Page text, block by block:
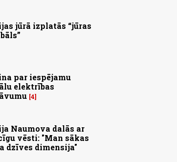
jūrā izplatās “jūras
par iespējamu
elektrības
4
Naumova dalās ar
vēsti: "Man sākas
dzīves dimensija"